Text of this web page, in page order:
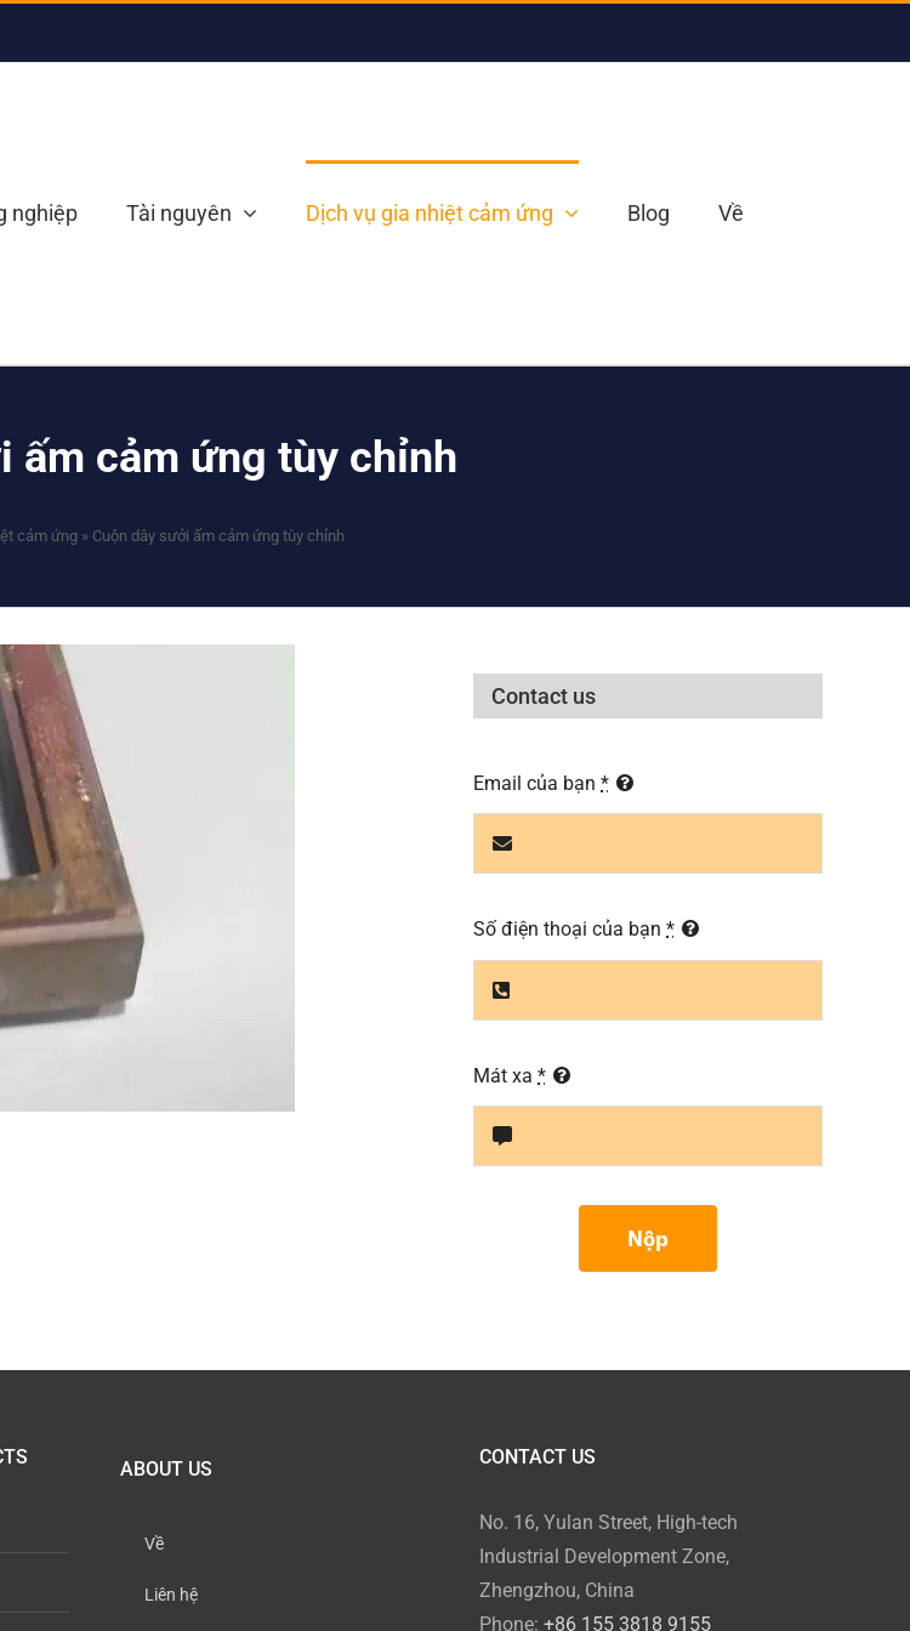
nghiệp Tài nguyên Dịch vụ gia nhiệt cảm ứng Blog Về
ấm cảm ứng tùy chỉnh
cảm ứng » Cuộn dây sưởi ấm cảm ứng tùy chỉnh
Contact us
Email của bạn *
Số điện thoại của bạn *
Mát xa *
Nộp
ABOUT US
Về
Liên hệ
CONTACT US
No. 16, Yulan Street, High-tech
Industrial Development Zone,
Zhengzhou, China
Phone: +86 155 3818 9155